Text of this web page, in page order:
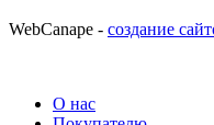
WebCanape - создание
О нас